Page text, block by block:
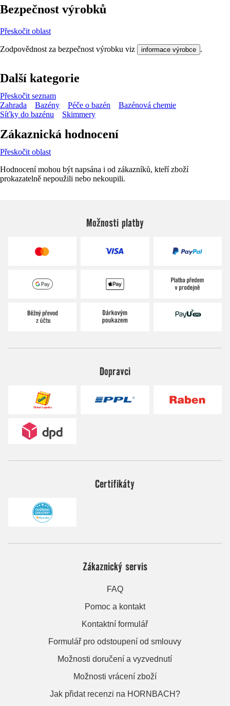
Bezpečnost výrobků
Přeskočit oblast
Zodpovědnost za bezpečnost výrobku viz informace výrobce .
Další kategorie
Přeskočit seznam
Zahrada
Bazény Péče o bazén
Bazénová chemie
Síťky do bazénu
Skimmery
Zákaznická hodnocení
Přeskočit oblast
Hodnocení mohou být napsána i od zákazníků, kteří zboží
prokazatelně nepoužili nebo nekoupili.
Možnosti platby
Dopravci
Certifikáty
Zákaznický servis
FAQ
Pomoc a kontakt
Kontaktní formulář
Formulář pro odstoupení od smlouvy
Možnosti doručení a vyzvednutí
Možnosti vrácení zboží
Jak přidat recenzi na HORNBACH?